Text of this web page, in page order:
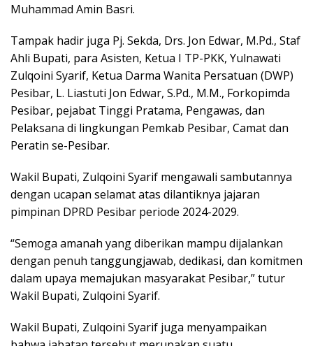
Muhammad Amin Basri.
Tampak hadir juga Pj. Sekda, Drs. Jon Edwar, M.Pd., Staf
Ahli Bupati, para Asisten, Ketua I TP-PKK, Yulnawati
Zulqoini Syarif, Ketua Darma Wanita Persatuan (DWP)
Pesibar, L. Liastuti Jon Edwar, S.Pd., M.M., Forkopimda
Pesibar, pejabat Tinggi Pratama, Pengawas, dan
Pelaksana di lingkungan Pemkab Pesibar, Camat dan
Peratin se-Pesibar.
Wakil Bupati, Zulqoini Syarif mengawali sambutannya
dengan ucapan selamat atas dilantiknya jajaran
pimpinan DPRD Pesibar periode 2024-2029.
“Semoga amanah yang diberikan mampu dijalankan
dengan penuh tanggungjawab, dedikasi, dan komitmen
dalam upaya memajukan masyarakat Pesibar,” tutur
Wakil Bupati, Zulqoini Syarif.
Wakil Bupati, Zulqoini Syarif juga menyampaikan